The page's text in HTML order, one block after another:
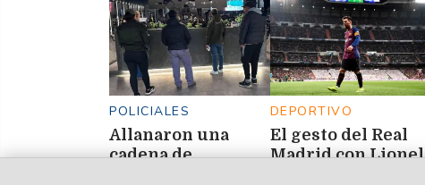
POLICIALES
Allanaron una
cadena de
DEPORTIVO
El gesto del Real
Madrid con Lionel